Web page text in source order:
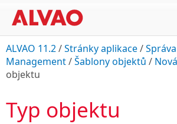
ALVAO 11.2/Stránky aplikace/Správa
Management/Šablony objektů /
objektu
Typ objektu